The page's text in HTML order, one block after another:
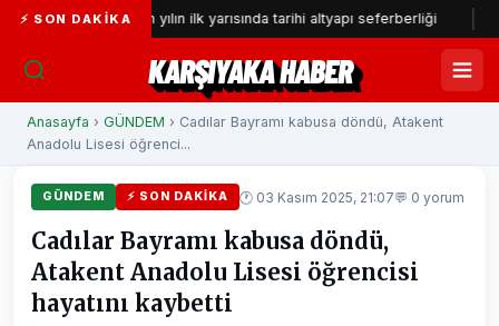
⚡ SON DAKIKA
İZSU’dan yılın ilk yarısında tarihi altyapı seferberliği
KARŞIYAKA HABER
Anasayfa › GÜNDEM › Cadılar Bayramı kabusa döndü, Atakent
Anadolu Lisesi öğrenci...
GÜNDEM ⚡ SON DAKIKA 🕐 03 Kasım 2025, 21:07💬 0 yorum
Cadılar Bayramı kabusa döndü,
Atakent Anadolu Lisesi öğrencisi
hayatını kaybetti